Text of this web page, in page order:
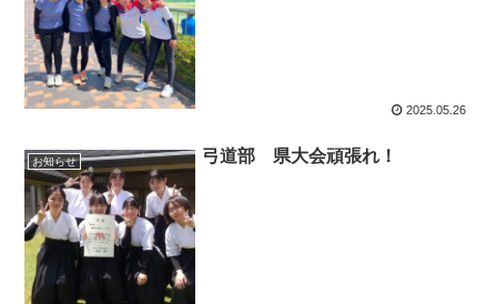
2025.05.26
お知らせ 弓道部 県大会頑張れ！